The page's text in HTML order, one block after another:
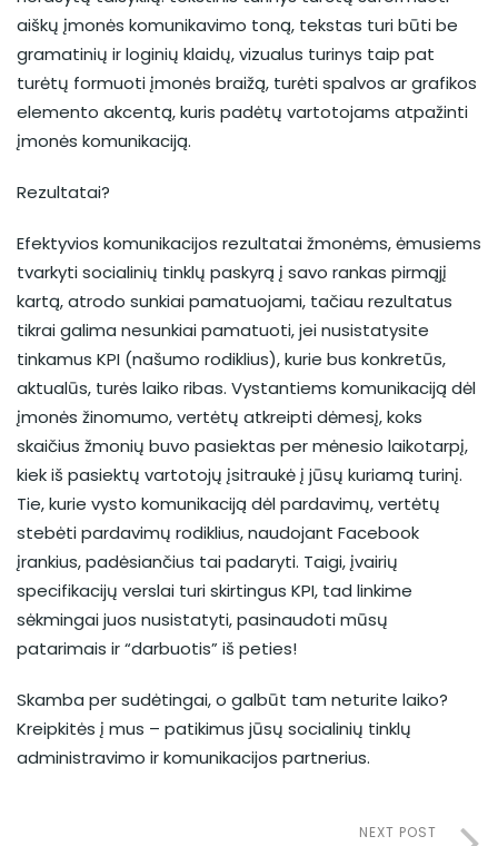
aiškų įmonės komunikavimo toną, tekstas turi būti be
gramatinių ir loginių klaidų, vizualus turinys taip pat
turėtų formuoti įmonės braižą, turėti spalvos ar grafikos
elemento akcentą, kuris padėtų vartotojams atpažinti
įmonės komunikaciją.
Rezultatai?
Efektyvios komunikacijos rezultatai žmonėms, ėmusiems
tvarkyti socialinių tinklų paskyrą į savo rankas pirmąjį
kartą, atrodo sunkiai pamatuojami, tačiau rezultatus
tikrai galima nesunkiai pamatuoti, jei nusistatysite
tinkamus KPI (našumo rodiklius), kurie bus konkretūs,
aktualūs, turės laiko ribas. Vystantiems komunikaciją dėl
įmonės žinomumo, vertėtų atkreipti dėmesį, koks
skaičius žmonių buvo pasiektas per mėnesio laikotarpį,
kiek iš pasiektų vartotojų įsitraukė į jūsų kuriamą turinį.
Tie, kurie vysto komunikaciją dėl pardavimų, vertėtų
stebėti pardavimų rodiklius, naudojant Facebook
įrankius, padėsiančius tai padaryti. Taigi, įvairių
specifikacijų verslai turi skirtingus KPI, tad linkime
sėkmingai juos nusistatyti, pasinaudoti mūsų
patarimais ir “darbuotis” iš peties!
Skamba per sudėtingai, o galbūt tam neturite laiko?
Kreipkitės į mus – patikimus jūsų socialinių tinklų
administravimo ir komunikacijos partnerius.
NEXT POST